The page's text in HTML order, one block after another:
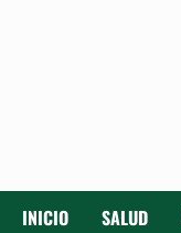
INICIO SALUD